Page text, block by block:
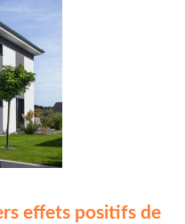
effets positifs de